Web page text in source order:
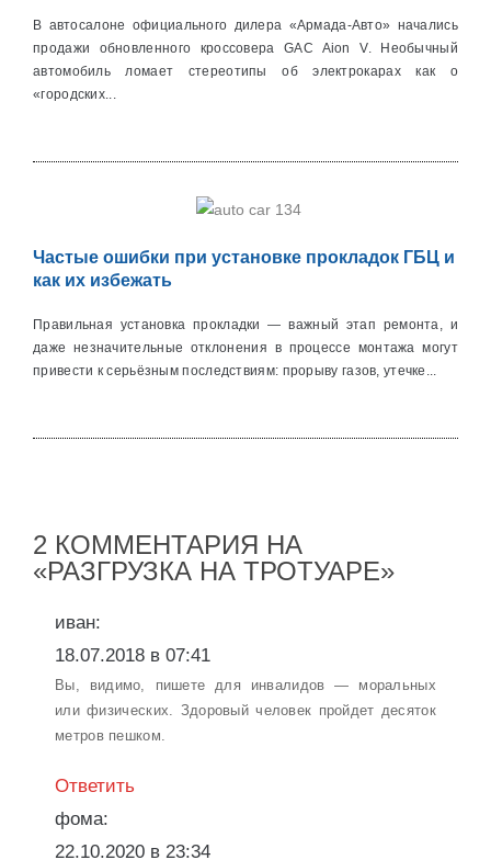
В автосалоне официального дилера «Армада-Авто» начались
продажи обновленного кроссовера GAC Aion V. Необычный
автомобиль ломает стереотипы об электрокарах как о
«городских...
Частые ошибки при установке прокладок ГБЦ и
как их избежать
Правильная установка прокладки — важный этап ремонта, и
даже незначительные отклонения в процессе монтажа могут
привести к серьёзным последствиям: прорыву газов, утечке...
2 КОММЕНТАРИЯ НА
«РАЗГРУЗКА НА ТРОТУАРЕ»
иван:
18.07.2018 в 07:41
Вы, видимо, пишете для инвалидов — моральных
или физических. Здоровый человек пройдет десяток
метров пешком.
Ответить
фома:
22.10.2020 в 23:34